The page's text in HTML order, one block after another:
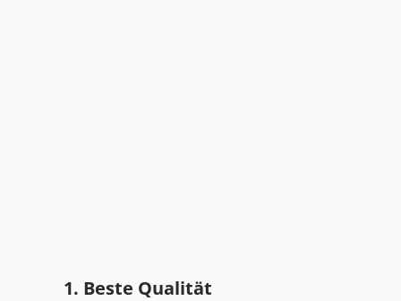
1. Beste Qualität